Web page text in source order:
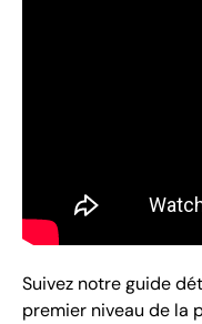
Suivez notre guide
premier niveau de la